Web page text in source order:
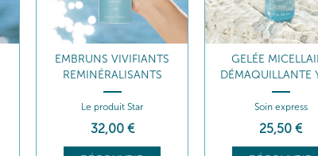
EMBRUNS VIVIFIANTS
REMINÉRALISANTS
Le produit Star
32,00 €
GELÉE
DÉMAQUILLANTE
Soin express
25,50 €